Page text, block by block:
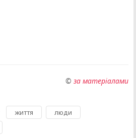
© за матеріалами
життя люди